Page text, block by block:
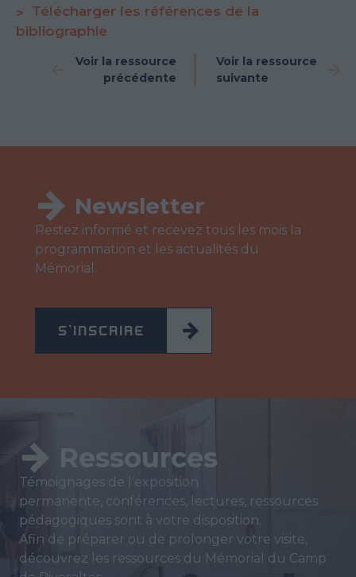
Télécharger les références de la
bibliographie
Voir la ressource
précédente
Voir la ressource
suivante
Newsletter
Restez informé et recevez tous les mois la
programmation et les actualités du
Mémorial.
S'INSCRIRE
Ressources
Témoignages de l’exposition
permanente, conférences, lectures, ressources
pédagogiques sont à votre disposition.
Afin de préparer ou de prolonger votre visite,
découvrez les ressources du Mémorial du Camp